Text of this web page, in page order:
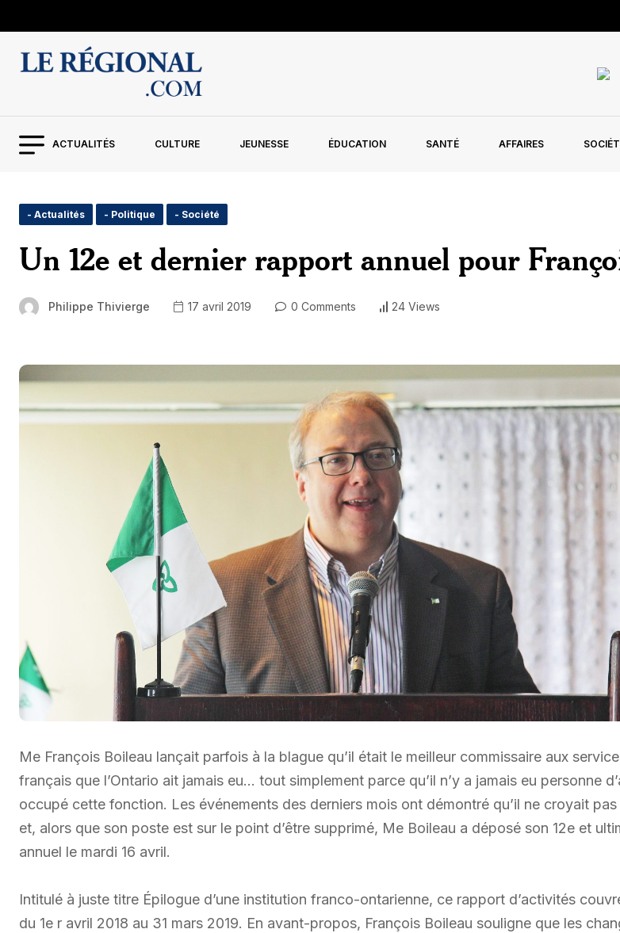
ACTUALITÉS CULTURE JEUNESSE ÉDUCATION SANTÉ AFFAIRES
- Actualités - Politique - Société
Un 12e et dernier rapport annuel pour
Philippe Thivierge 17 avril 2019 0 Comments 24 Views
Me François Boileau lançait parfois à la blague qu’il était le meilleur commissaire aux
français que l’Ontario ait jamais eu… tout simplement parce qu’il n’y a jamais eu personne
occupé cette fonction. Les événements des derniers mois ont démontré qu’il ne croyait
et, alors que son poste est sur le point d’être supprimé, Me Boileau a déposé son 12e et
annuel le mardi 16 avril.
Intitulé à juste titre Épilogue d’une institution franco-ontarienne, ce rapport d’activités
du 1e r avril 2018 au 31 mars 2019. En avant-propos, François Boileau souligne que les